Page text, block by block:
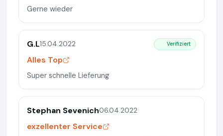
Gerne wieder
G.L15.04.2022 Verifiziert
Alles Top
Super schnelle Lieferung
Stephan Sevenich06.04.2022
exzellenter Service